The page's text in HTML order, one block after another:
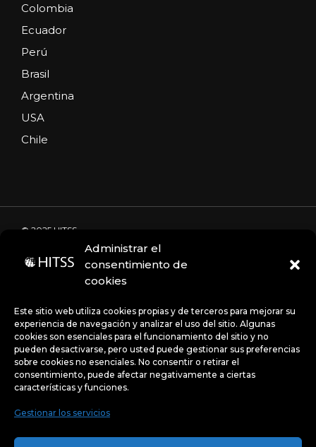
Administrar el
consentimiento de
cookies
Este sitio web utiliza cookies propias y de terceros para mejorar su
experiencia de navegación y analizar el uso del sitio. Algunas
cookies son esenciales para el funcionamiento del sitio y no
pueden desactivarse, pero usted puede gestionar sus preferencias
sobre cookies no esenciales. No consentir o retirar el
consentimiento, puede afectar negativamente a ciertas
características y funciones.
Gestionar los servicios
Colombia
Ecuador
Perú
Brasil
Argentina
USA
Chile
© 2025 HITSS
Código de Ética
Avisos de privacidad
Políticas
Uso de Cookies:Este sitio web utiliza cookies propias y